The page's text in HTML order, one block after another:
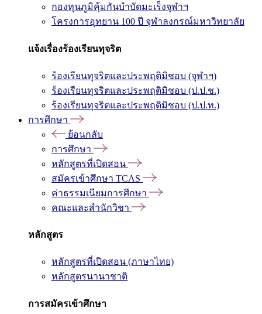
กองทุนภูมิคุ้มกันบำบัดมะเร็งจุฬาฯ
โครงการอุทยาน 100 ปี จุฬาลงกรณ์มหาวิทยาลัย
แจ้งเรื่องร้องเรียนทุจริต
ร้องเรียนทุจริตและประพฤติมิชอบ (จุฬาฯ)
ร้องเรียนทุจริตและประพฤติมิชอบ (ป.ป.ช.)
ร้องเรียนทุจริตและประพฤติมิชอบ (ป.ป.ท.)
การศึกษา
ย้อนกลับ
การศึกษา
หลักสูตรที่เปิดสอน
สมัครเข้าศึกษา TCAS
ค่าธรรมเนียมการศึกษา
คณะและสำนักวิชา
หลักสูตร
หลักสูตรที่เปิดสอน (ภาษาไทย)
หลักสูตรนานาชาติ
การสมัครเข้าศึกษา